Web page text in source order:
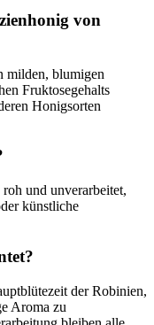
von
milden, blumigen
Fruktosegehalts
Honigsorten
und unverarbeitet,
künstliche
der Robinien,
Aroma zu